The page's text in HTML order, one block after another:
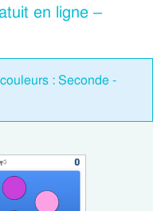
en ligne –
: Seconde -